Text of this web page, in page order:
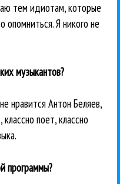
тем идиотам, которые
Я никого не
музыкантов?
нравится Антон Беляев,
поет, классно
программы?